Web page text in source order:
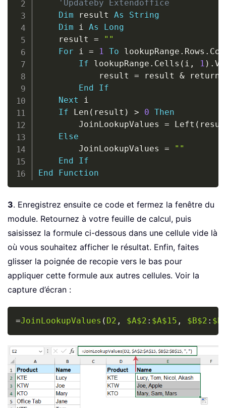
'Updateby Extendoffice
Dim result As
String
Dim i As
Long
    result
=
""
For i = 1 To lookupRange . Rows .
If lookupRange . Cells ( i , 1 ) .
            result
= result &
End
If
Next i
If Len ( result ) > 0 Then
        JoinLookupValues
= Left (
Else
        JoinLookupValues
=
""
End
If
End
Function
3. Enregistrez ensuite ce code et fermez la fenêtre du
module. Retournez à votre feuille de calcul, puis
saisissez la formule ci-dessous dans une cellule vide là
où vous souhaitez afficher le résultat. Enfin, faites
glisser la poignée de recopie vers le bas pour
appliquer cette formule aux autres cellules. Voir la
capture d’écran :
=JoinLookupValues ( D2 , $A$2 : $A$15 , $B$2 :
Copy